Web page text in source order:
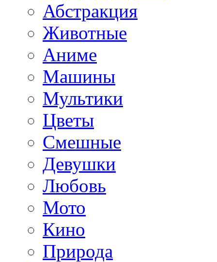
Абстракция
Животные
Аниме
Машины
Мультики
Цветы
Смешные
Девушки
Любовь
Мото
Кино
Природа